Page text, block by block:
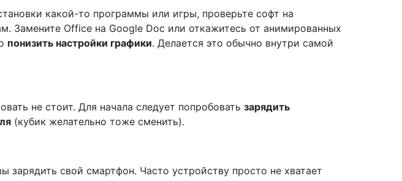
какой-то программы или игры, проверьте софт на
Замените Office на Google Doc или откажитесь от анимированных
понизить настройки графики. Делается это обычно внутри самой
не стоит. Для начала следует попробовать зарядить
(кубик желательно тоже сменить).
зарядить свой смартфон. Часто устройству просто не хватает